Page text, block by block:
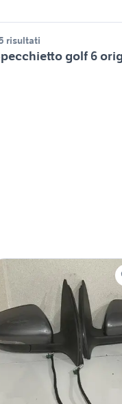
risultati
golf 6